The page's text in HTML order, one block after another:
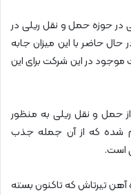
در حوزه حمل و نقل ریلی در
حاضر با این میزان جابه
موجود در این شرکت برای این
حمل و نقل ریلی به منظور
شده که از آن جمله جذب
است.
آهن تیرتاش که تاکنون بسته